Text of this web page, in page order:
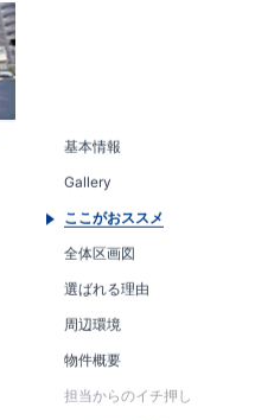
基本情報
Gallery
ここがおススメ
全体区画図
選ばれる理由
周辺環境
物件概要
担当からのイチ押し